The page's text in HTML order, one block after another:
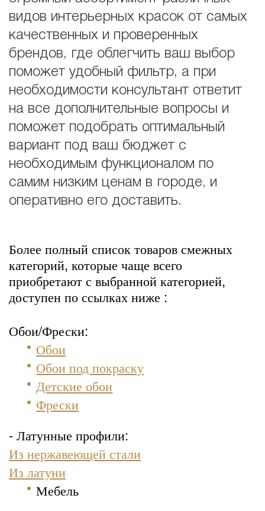
видов интерьерных красок от самых
качественных и проверенных
брендов, где облегчить ваш выбор
поможет удобный фильтр, а при
необходимости консультант ответит
на все дополнительные вопросы и
поможет подобрать оптимальный
вариант под ваш бюджет с
необходимым функционалом по
самим низким ценам в городе, и
оперативно его доставить.
Более полный список товаров смежных
категорий, которые чаще всего
приобретают с выбранной категорией,
доступен по ссылках ниже :
Обои/Фрески:
Обои
Обои под покраску
Детские обои
Фрески
- Латунные профили:
Из нержавеющей стали
Из латуни
Мебель